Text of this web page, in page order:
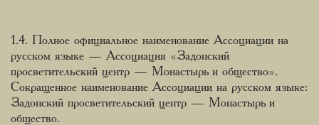
1.4. Полное официальное наименование Ассоциации на
русском языке — Ассоциация «Задонский
просветительский центр — Монастырь и общество».
Сокращенное наименование Ассоциации на русском языке:
Задонский просветительский центр — Монастырь и
общество.